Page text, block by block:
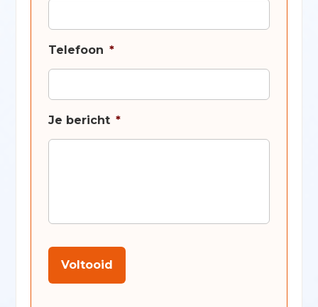
Telefoon *
Je bericht *
Voltooid